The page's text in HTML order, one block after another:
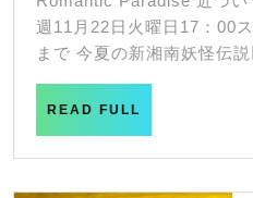
日
週11月22日火曜日17：00
まで 今夏の新湘南妖怪伝
READ FULL